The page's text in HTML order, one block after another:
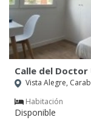
Calle del Doctor
Vista Alegre,
Habitación
Disponible